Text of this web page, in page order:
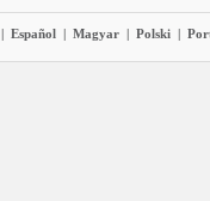
| Español | Magyar | Polski |